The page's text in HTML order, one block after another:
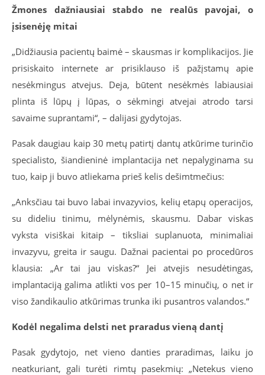
Žmones dažniausiai stabdo ne realūs pavojai, o
įsisenėję mitai
„Didžiausia pacientų baimė – skausmas ir komplikacijos. Jie
prisiskaito internete ar prisiklauso iš pažįstamų apie
nesėkmingus atvejus. Deja, būtent nesėkmės labiausiai
plinta iš lūpų į lūpas, o sėkmingi atvejai atrodo tarsi
savaime suprantami“, – dalijasi gydytojas.
Pasak daugiau kaip 30 metų patirtį dantų atkūrime turinčio
specialisto, šiandieninė implantacija net nepalyginama su
tuo, kaip ji buvo atliekama prieš kelis dešimtmečius:
„Anksčiau tai buvo labai invazyvios, kelių etapų operacijos,
su dideliu tinimu, mėlynėmis, skausmu. Dabar viskas
vyksta visiškai kitaip – tiksliai suplanuota, minimaliai
invazyvu, greita ir saugu. Dažnai pacientai po procedūros
klausia: „Ar tai jau viskas?“ Jei atvejis nesudėtingas,
implantaciją galima atlikti vos per 10–15 minučių, o net ir
viso žandikaulio atkūrimas trunka iki pusantros valandos.“
Kodėl negalima delsti net praradus vieną dantį
Pasak gydytojo, net vieno danties praradimas, laiku jo
neatkuriant, gali turėti rimtų pasekmių: „Netekus vieno